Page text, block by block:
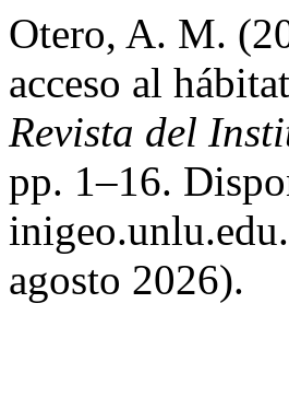
Otero, A. M.
acceso al
Revista del
pp. 1–16.
agosto 2026).